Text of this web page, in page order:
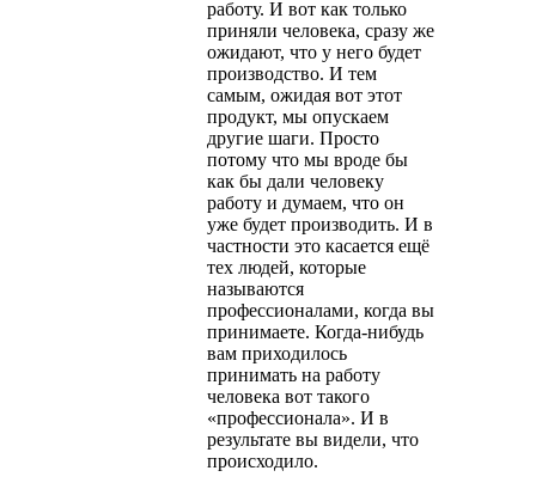
работу. И вот как только
приняли человека, сразу же
ожидают, что у него будет
производство. И тем
самым, ожидая вот этот
продукт, мы опускаем
другие шаги. Просто
потому что мы вроде бы
как бы дали человеку
работу и думаем, что он
уже будет производить. И в
частности это касается ещё
тех людей, которые
называются
профессионалами, когда вы
принимаете. Когда-нибудь
вам приходилось
принимать на работу
человека вот такого
«профессионала». И в
результате вы видели, что
происходило.